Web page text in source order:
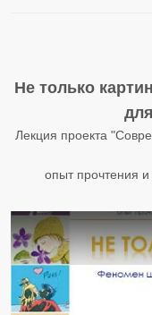
Не только
Лекция проекта
опыт прочтения и